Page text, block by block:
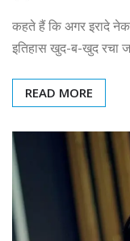
कहते हैं कि अगर इरादे
इतिहास खुद-ब-खुद रचा
READ MORE